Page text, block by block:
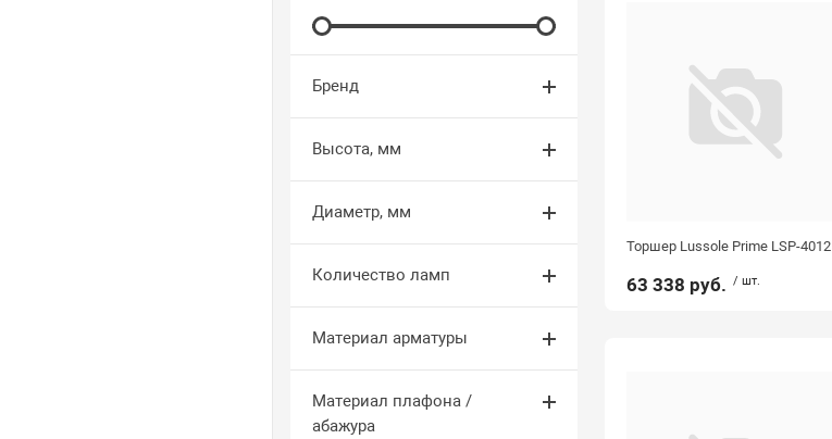
Бренд
Высота, мм
Диаметр, мм
Количество ламп
Материал арматуры
Материал плафона /
абажура
Торшер Lussole Prime LSP-4012
63 338 руб. / шт.